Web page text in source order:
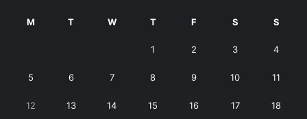
M T W T F S S
1 2 3 4
5 6 7 8 9 10 11
12 13 14 15 16 17 18